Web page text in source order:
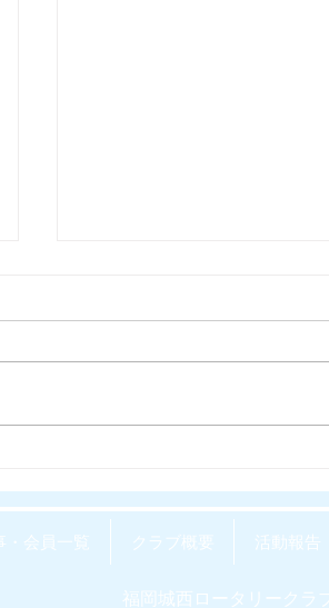
た。
・会員一覧 クラブ概要 活動報告
福岡城西ロータリークラ